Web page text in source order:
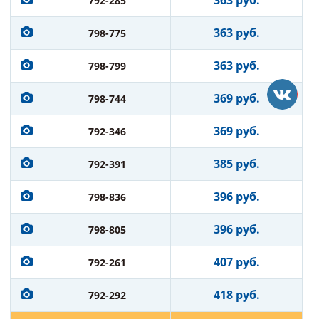
798-775 363 руб.
798-799 363 руб.
798-744 369 руб.
792-346 369 руб.
792-391 385 руб.
798-836 396 руб.
798-805 396 руб.
792-261 407 руб.
792-292 418 руб.